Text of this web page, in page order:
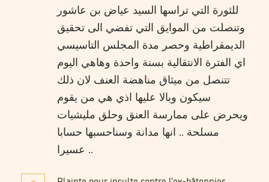
للثورة التي تراسها السيد عياض بن عاشور
وتنصلت من الموايق التي تفضي الى تحقيق
الديمقراطية وحصر مدة المجلس التاسيسي
اي الفترة الانتقالية بسنة واحدة وهاهي اليوم
تتنصل من ميثاق مناهضة العنف لان ذلك
سيكون وبالا عليها اذي هي من يقوم
ويحرض على ممارسة العنق وحلق مليشيات
مسلحة .. انها مدانة وسناحسبها حسابا
عسيرا ..